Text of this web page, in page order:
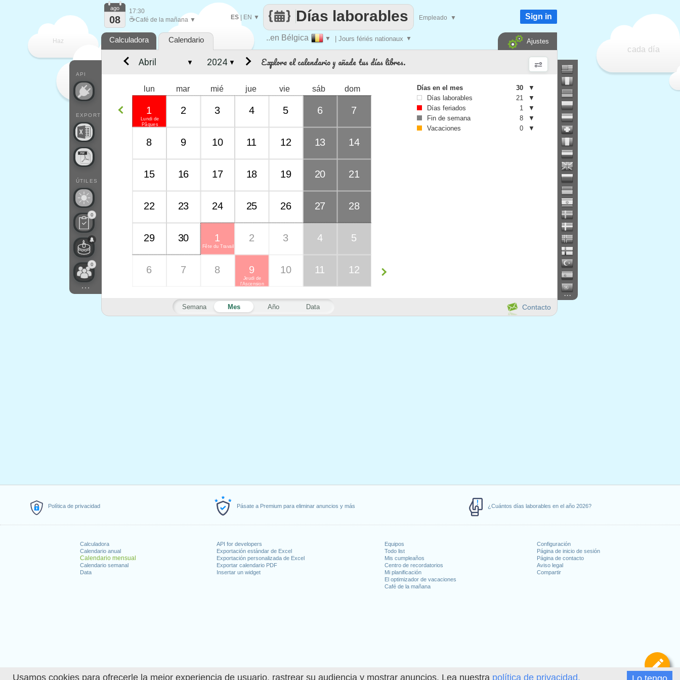
Usamos cookies para ofrecerle la mejor experiencia de usuario, rastrear su audiencia y mostrar anuncios. Lea nuestra política de privacidad.
Política de privacidad Pásate a Premium para eliminar anuncios y más ¿Cuántos días laborables en el año 2026?
Calculadora
Calendario anual
Calendario mensual
Calendario semanal
Data
API for developers
Exportación estándar de Excel
Exportación personalizada de Excel
Exportar calendario PDF
Insertar un widget
Equipos
Todo list
Mis cumpleaños
Centro de recordatorios
Mi planificación
El optimizador de vacaciones
Café de la mañana
Configuración
Página de inicio de sesión
Página de contacto
Aviso legal
Compartir
Haz
cada día
..en Bélgica ▼ | Jours fériés nationaux ▼
Días laborables
ES| EN ▼ Empleado ▼
API
EXPORT
ÚTILES
0
0
...
ago
08
17:30
☕Café de la mañana ▼ Sign in
Calculadora Calendario Ajustes
...
Contacto
Explora el calendario y añade tus días libres.
Semana Mes Año Data
lun mar mié jue vie sáb dom
Lundi de
Pâques
1 2 3 4 5 6 7
8 9 10 11 12 13 14
15 16 17 18 19 20 21
22 23 24 25 26 27 28
29 30
Fête du Travail
1 2 3 4 5
6 7 8
Jeudi de
l'Ascension
9 10 11 12
▼ ▼
Días en el mes 30
▼
Días laborables
21
▼
Días feriados
1
▼
Fin de semana
8
▼
Vacaciones
0 ▼